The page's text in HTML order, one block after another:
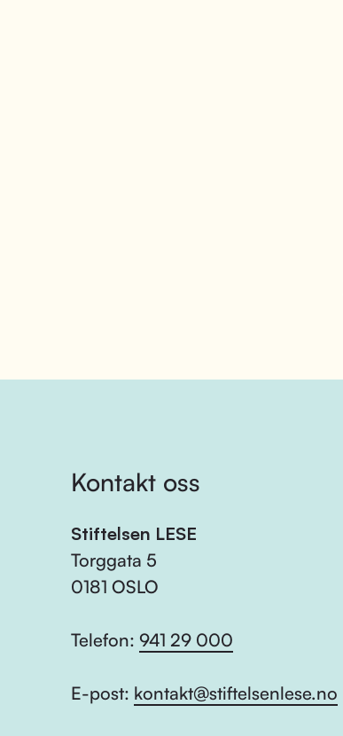
Kontakt oss
Stiftelsen LESE
Torggata 5
0181 OSLO
Telefon: 941 29 000
E-post: kontakt@stiftelsenlese.no